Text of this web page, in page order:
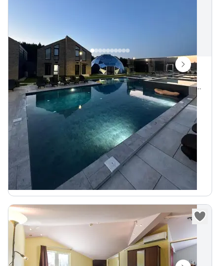
Monu Monci J7
Latgalos gatvė 15, Palanga, Palangos miesto savivaldybė, Lietuva
Vietų iki 6
1.5 km iki Baltijos jūra
Monu Monci J7 kotedžas
Nuo parai